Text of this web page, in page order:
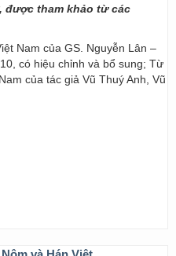
được tham khảo từ các
Nam của GS. Nguyễn Lân –
có hiệu chỉnh và bổ sung; Từ
của tác giả Vũ Thuý Anh, Vũ